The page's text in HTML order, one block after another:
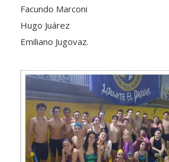
Facundo Marconi
Hugo Juárez
Emiliano Jugovaz.